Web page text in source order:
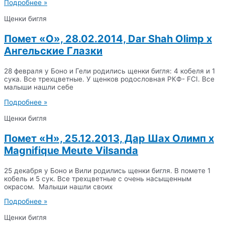
Подробнее »
Щенки бигля
Помет «O», 28.02.2014, Dar Shah Olimp x
Ангельские Глазки
28 февраля у Боно и Гели родились щенки бигля: 4 кобеля и 1
сука. Все трехцветные. У щенков родословная РКФ- FCI. Все
малыши нашли себе
Подробнее »
Щенки бигля
Помет «Н», 25.12.2013, Дар Шах Олимп х
Magnifique Meute Vilsanda
25 декабря у Боно и Вили родились щенки бигля. В помете 1
кобель и 5 сук. Все трехцветные с очень насыщенным
окрасом. Малыши нашли своих
Подробнее »
Щенки бигля